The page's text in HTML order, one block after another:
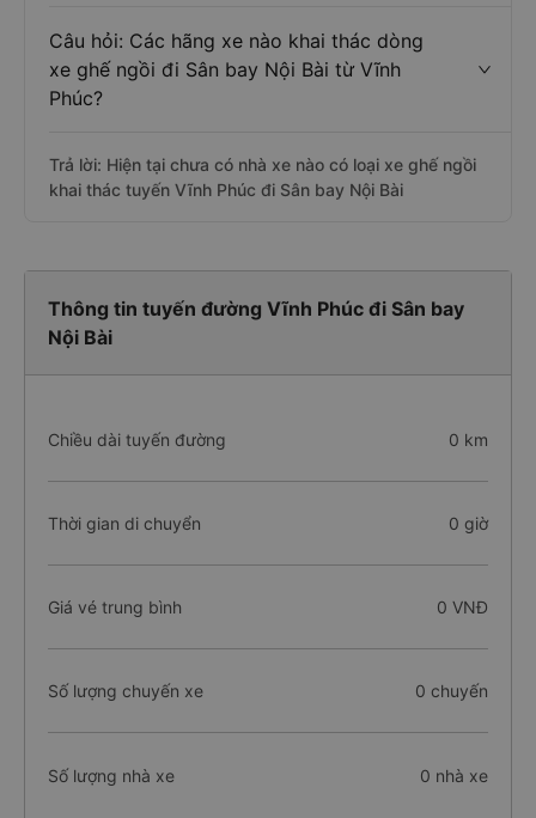
Câu hỏi: Các hãng xe nào khai thác dòng
xe ghế ngồi đi Sân bay Nội Bài từ Vĩnh
Phúc?
Trả lời: Hiện tại chưa có nhà xe nào có loại xe ghế ngồi
khai thác tuyến Vĩnh Phúc đi Sân bay Nội Bài
Thông tin tuyến đường Vĩnh Phúc đi Sân bay
Nội Bài
Chiều dài tuyến đường 0 km
Thời gian di chuyển 0 giờ
Giá vé trung bình 0 VNĐ
Số lượng chuyến xe 0 chuyến
Số lượng nhà xe 0 nhà xe